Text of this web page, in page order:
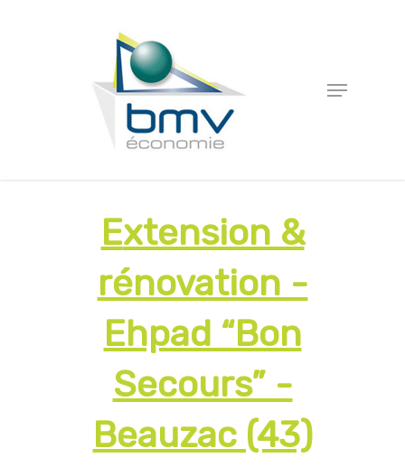
Extension &
rénovation -
Ehpad “Bon
Secours” -
Beauzac (43)